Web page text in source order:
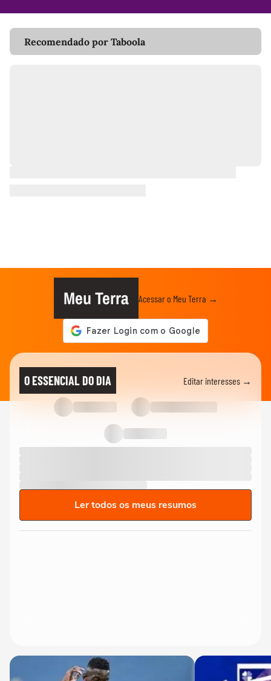
Recomendado por Taboola
Meu Terra Acessar o Meu Terra →
O ESSENCIAL DO DIA Editar interesses →
Ler todos os meus resumos